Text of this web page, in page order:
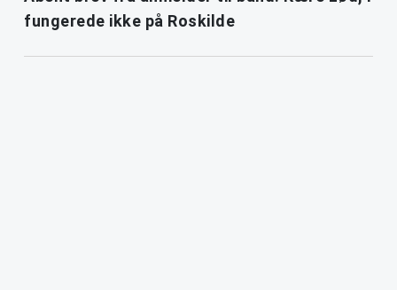
fungerede ikke på Roskilde